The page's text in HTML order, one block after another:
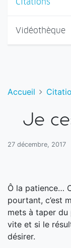
Vidéothèque
Accueil
Je
27 décembre, 2017
Ô la patience…
pourtant, c’est
mets à taper du
vite et si le
désirer.